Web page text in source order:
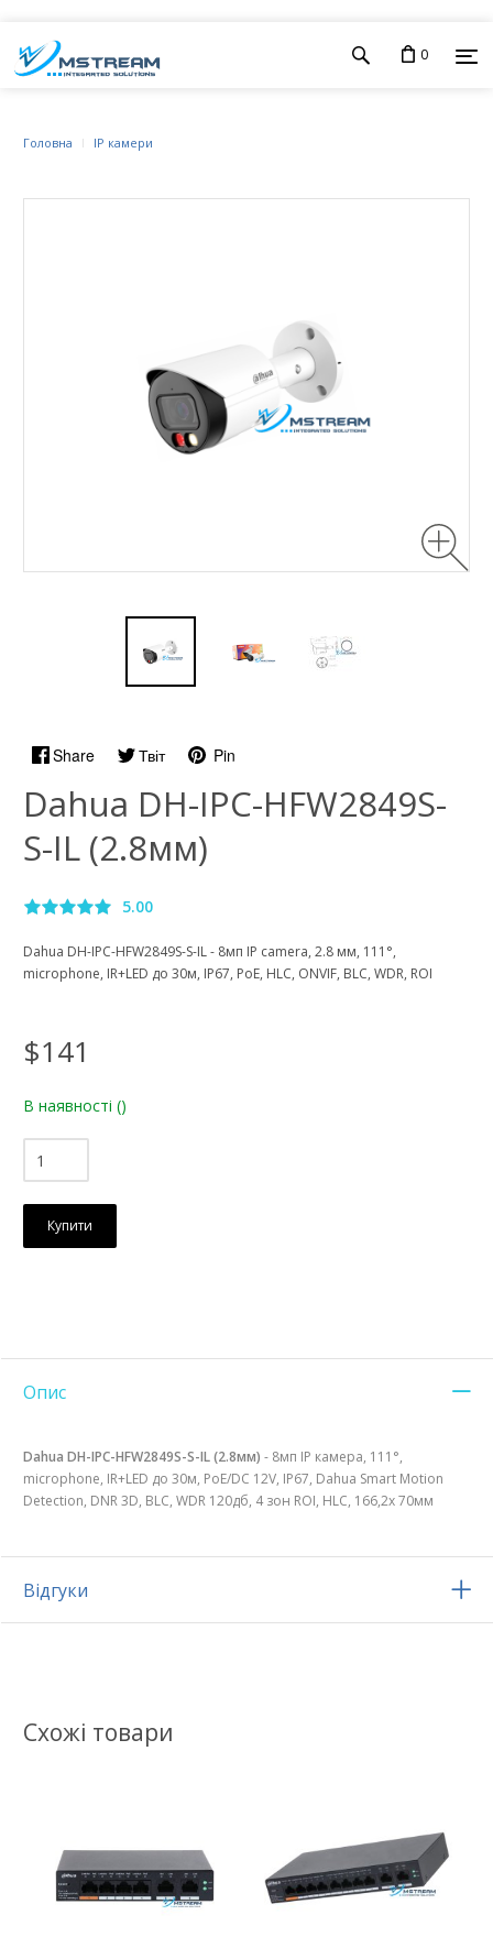
0
Головна IP камери
Share Твіт Pin
Dahua DH-IPC-HFW2849S-
S-IL (2.8мм)
5.00
Dahua DH-IPC-HFW2849S-S-IL - 8мп IP camera, 2.8 мм, 111°,
microphone, IR+LED до 30м, IP67, PoE, HLC, ONVIF, BLC, WDR, ROI
$141
В наявності ()
Купити
Опис
Dahua DH-IPC-HFW2849S-S-IL (2.8мм) - 8мп IP камера, 111°,
microphone, IR+LED до 30м, PoE/DC 12V, IP67, Dahua Smart Motion
Detection, DNR 3D, BLC, WDR 120дб, 4 зон ROI, HLC, 166,2х 70мм
Відгуки
Схожі товари